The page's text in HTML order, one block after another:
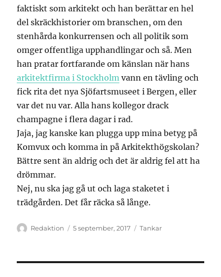
faktiskt som arkitekt och han berättar en hel
del skräckhistorier om branschen, om den
stenhårda konkurrensen och all politik som
omger offentliga upphandlingar och så. Men
han pratar fortfarande om känslan när hans
arkitektfirma i Stockholm vann en tävling och
fick rita det nya Sjöfartsmuseet i Bergen, eller
var det nu var. Alla hans kollegor drack
champagne i flera dagar i rad.
Jaja, jag kanske kan plugga upp mina betyg på
Komvux och komma in på Arkitekthögskolan?
Bättre sent än aldrig och det är aldrig fel att ha
drömmar.
Nej, nu ska jag gå ut och laga staketet i
trädgården. Det får räcka så långe.
Författare
Redaktion
Publicerat
5 september, 2017 Kategorier
Tankar